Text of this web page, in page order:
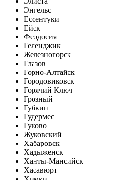
Энгельс
Ессентуки
Ейск
Феодосия
Геленджик
Железногорск
Глазов
Горно-Алтайск
Городовиковск
Горячий Ключ
Грозный
Губкин
Гудермес
Гуково
Жуковский
Хабаровск
Хадыженск
Ханты-Мансийск
Хасавюрт